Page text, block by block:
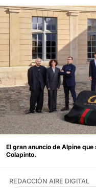
El gran anuncio de Alpine
Colapinto.
REDACCIÓN AIRE DIGITAL